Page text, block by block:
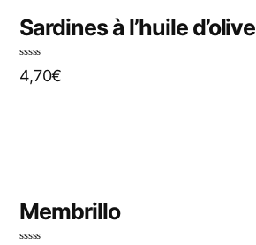
Sardines à l’huile d’olive
N
o
4,70€
Membrillo